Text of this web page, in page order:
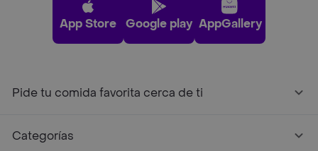
App Store Google play AppGallery
Pide tu comida favorita cerca de ti
Categorías